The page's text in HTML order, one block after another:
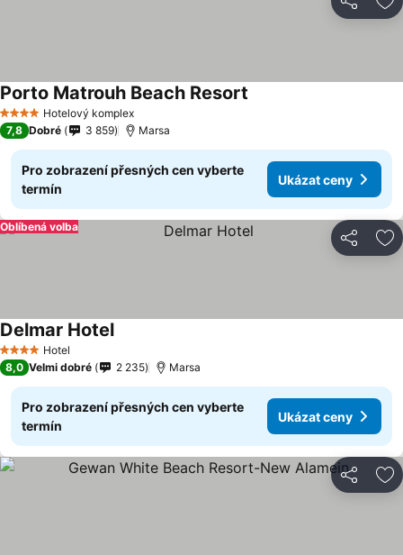
Sdílet
4 Počet hvězdiček
Hotelový komplex
Porto Matrouh Beach Resort
7,8 Dobré 3 859 Marsa
Pro zobrazení přesných cen vyberte
termín
Ukázat ceny
Sdílet
Oblíbená volba
4 Počet hvězdiček
Hotel
Delmar Hotel
8,0 Velmi dobré 2 235 Marsa
Pro zobrazení přesných cen vyberte
termín
Ukázat ceny
Sdílet